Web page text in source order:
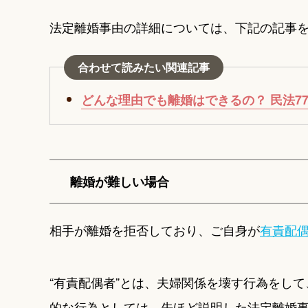
法定離婚事由の詳細については、下記の記事
合わせて読みたい関連記事
どんな理由でも離婚はできるの？ 民法
離婚が難しい場合
相手が離婚を拒否しており、ご自身が有責配
“有責配偶者”とは、夫婦関係を壊す行為をし